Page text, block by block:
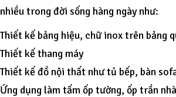
nhiều trong đời sống hàng ngày như:
Thiết kế bảng hiệu, chữ inox trên bảng
Thiết kế thang máy
Thiết kế đồ nội thất như tủ bếp, bàn
Ứng dụng làm tấm ốp tường, ốp trần